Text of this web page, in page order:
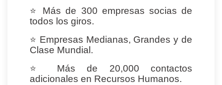
⭐ Más de 300 empresas socias de
todos los giros.
⭐ Empresas Medianas, Grandes y de
Clase Mundial.
⭐ Más de 20,000 contactos
adicionales en Recursos Humanos.